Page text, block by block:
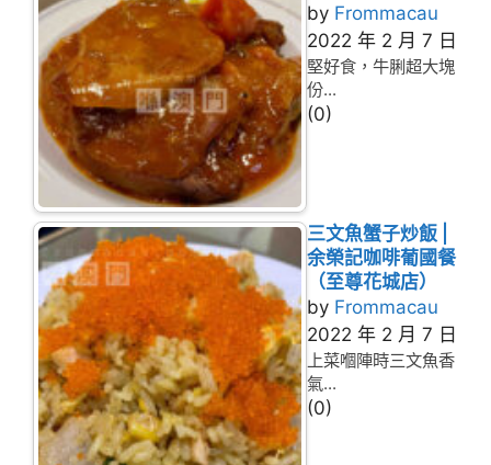
by Frommacau
2022 年 2 月 7 日
堅好食，牛脷超大塊
份...
(0)
三文魚蟹子炒飯 |
余榮記咖啡葡國餐
（至尊花城店）
by Frommacau
2022 年 2 月 7 日
上菜嗰陣時三文魚香
氣...
(0)